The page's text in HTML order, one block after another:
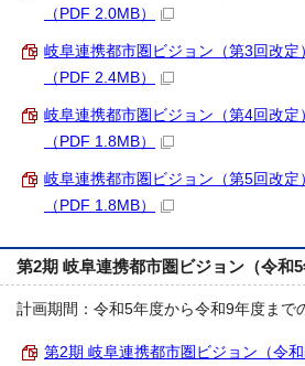
（PDF 2.0MB）
岐阜連携都市圏ビジョン（第3回改定
（PDF 2.4MB）
岐阜連携都市圏ビジョン（第4回改定
（PDF 1.8MB）
岐阜連携都市圏ビジョン（第5回改定
（PDF 1.8MB）
第2期 岐阜連携都市圏ビジョン（令和5
計画期間：令和5年度から令和9年度まで
第2期 岐阜連携都市圏ビジョン（令